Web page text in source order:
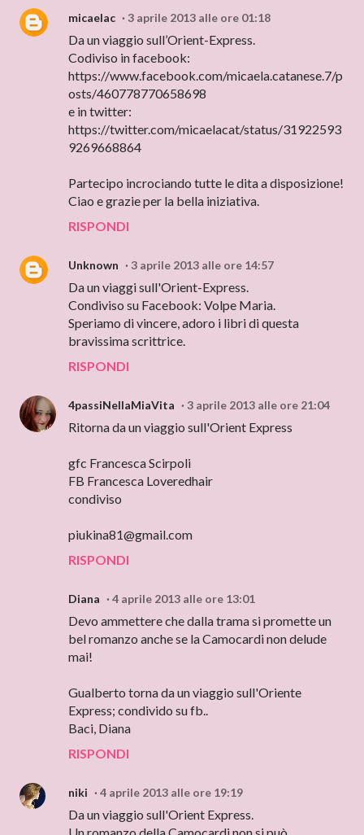
micaelac 3 aprile 2013 alle ore 01:18
Da un viaggio sull’Orient-Express.
Codiviso in facebook:
https://www.facebook.com/micaela.catanese.7/p
osts/460778770658698
e in twitter:
https://twitter.com/micaelacat/status/31922593
9269668864
Partecipo incrociando tutte le dita a disposizione!
Ciao e grazie per la bella iniziativa.
RISPONDI
Unknown 3 aprile 2013 alle ore 14:57
Da un viaggi sull'Orient-Express.
Condiviso su Facebook: Volpe Maria.
Speriamo di vincere, adoro i libri di questa
bravissima scrittrice.
RISPONDI
4passiNellaMiaVita 3 aprile 2013 alle ore 21:04
Ritorna da un viaggio sull'Orient Express
gfc Francesca Scirpoli
FB Francesca Loveredhair
condiviso
piukina81@gmail.com
RISPONDI
Diana 4 aprile 2013 alle ore 13:01
Devo ammettere che dalla trama si promette un
bel romanzo anche se la Camocardi non delude
mai!
Gualberto torna da un viaggio sull'Oriente
Express; condivido su fb..
Baci, Diana
RISPONDI
niki 4 aprile 2013 alle ore 19:19
Da un viaggio sull'Orient Express.